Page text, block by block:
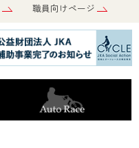
職員向けページ